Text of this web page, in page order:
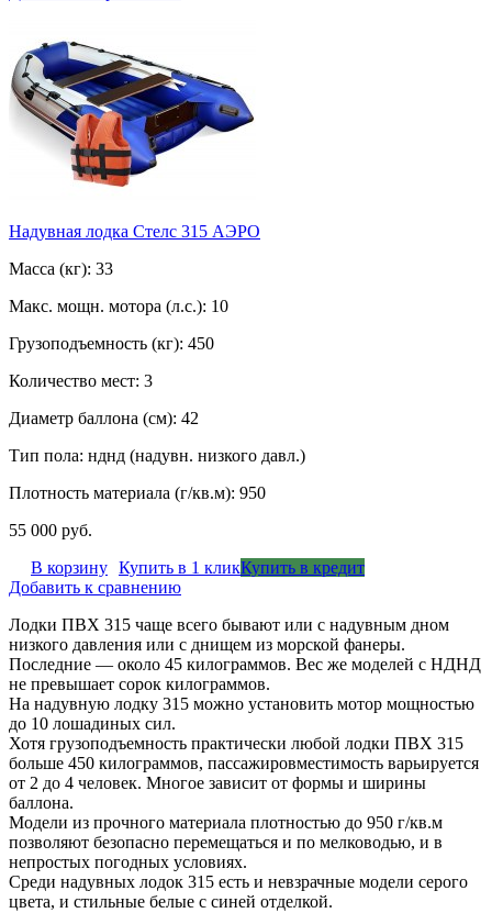
Надувная лодка Стелс 315 АЭРО
Масса (кг): 33
Макс. мощн. мотора (л.с.): 10
Грузоподъемность (кг): 450
Количество мест: 3
Диаметр баллона (см): 42
Тип пола: нднд (надувн. низкого давл.)
Плотность материала (г/кв.м): 950
55 000 руб.
В корзину Купить в 1 кликКупить в кредит
Добавить к сравнению
Лодки ПВХ 315 чаще всего бывают или с надувным дном
низкого давления или с днищем из морской фанеры.
Последние — около 45 килограммов. Вес же моделей с НДНД
не превышает сорок килограммов.
На надувную лодку 315 можно установить мотор мощностью
до 10 лошадиных сил.
Хотя грузоподъемность практически любой лодки ПВХ 315
больше 450 килограммов, пассажировместимость варьируется
от 2 до 4 человек. Многое зависит от формы и ширины
баллона.
Модели из прочного материала плотностью до 950 г/кв.м
позволяют безопасно перемещаться и по мелководью, и в
непростых погодных условиях.
Среди надувных лодок 315 есть и невзрачные модели серого
цвета, и стильные белые с синей отделкой.